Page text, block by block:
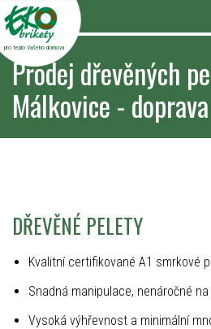
pro teplo Vašeho domova
Prodej dřevěných
Málkovice -
DŘEVĚNÉ PELETY
Kvalitní certifikované A1 smrkové
Snadná manipulace, nenáročné
Vysoká výhřevnost a minimální